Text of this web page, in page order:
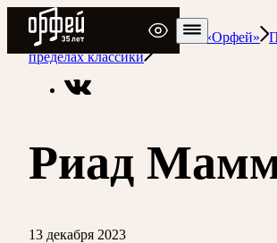
Радио Орфей
Радио классической музыки «Орфей»
пределах классики
Риад
13 декабря 2023